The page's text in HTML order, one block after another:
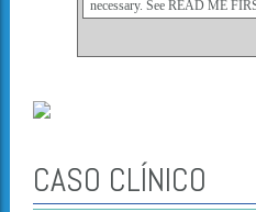
CASO CLÍNICO